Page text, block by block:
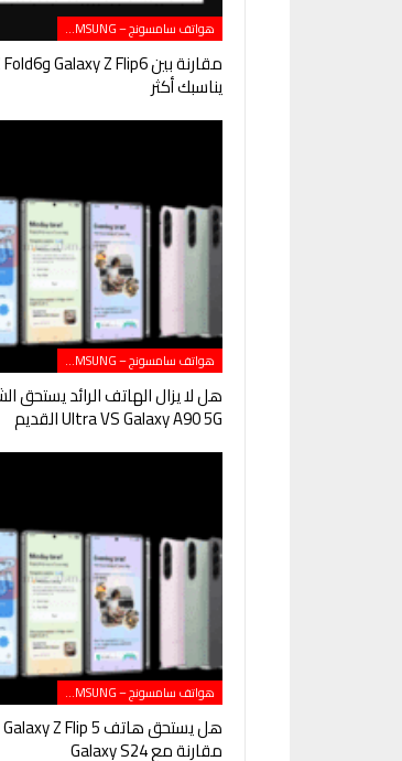
هواتف سامسونج – SAMSUNG
يناسبك أكثر
هواتف سامسونج – SAMSUNG
Ultra VS Galaxy A90 5G القديم
هواتف سامسونج – SAMSUNG
مقارنة مع Galaxy S24